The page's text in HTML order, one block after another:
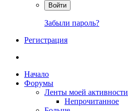
Войти
Забыли пароль?
Регистрация
Начало
Форумы
Ленты моей активности
Непрочитанное